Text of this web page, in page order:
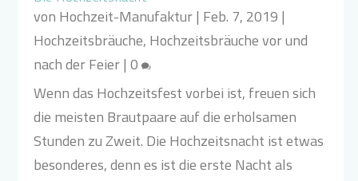
von Hochzeit-Manufaktur| Feb. 7, 2019 |
Hochzeitsbräuche, Hochzeitsbräuche vor und
nach der Feier|0
Wenn das Hochzeitsfest vorbei ist, freuen sich
die meisten Brautpaare auf die erholsamen
Stunden zu Zweit. Die Hochzeitsnacht ist etwas
besonderes, denn es ist die erste Nacht als